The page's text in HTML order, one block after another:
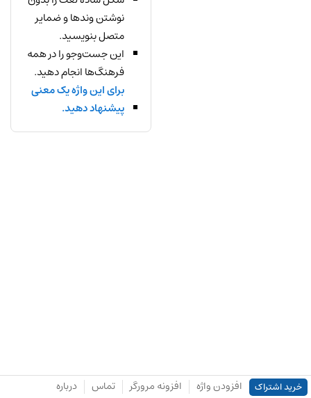
نوشتن وندها و ضمایر
متصل بنویسید.
این جست‌وجو را در همه
فرهنگ‌ها انجام دهید.
برای این واژه یک معنی
پیشنهاد دهید.
خرید اشتراک افزودن واژه افزونه مرورگر تماس درباره